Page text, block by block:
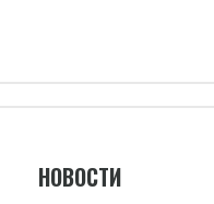
НОВОСТИ